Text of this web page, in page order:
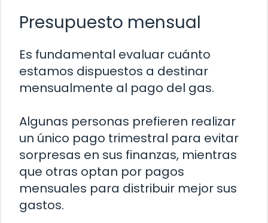
Presupuesto mensual
Es fundamental evaluar cuánto
estamos dispuestos a destinar
mensualmente al pago del gas.
Algunas personas prefieren realizar
un único pago trimestral para evitar
sorpresas en sus finanzas, mientras
que otras optan por pagos
mensuales para distribuir mejor sus
gastos.